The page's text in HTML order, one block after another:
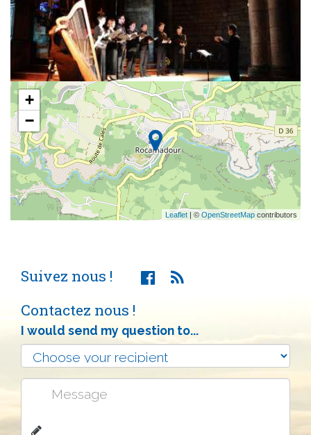
+
−
Leaflet | ©OpenStreetMap contributors
Suivez nous !
Contactez nous !
I would send my question to...